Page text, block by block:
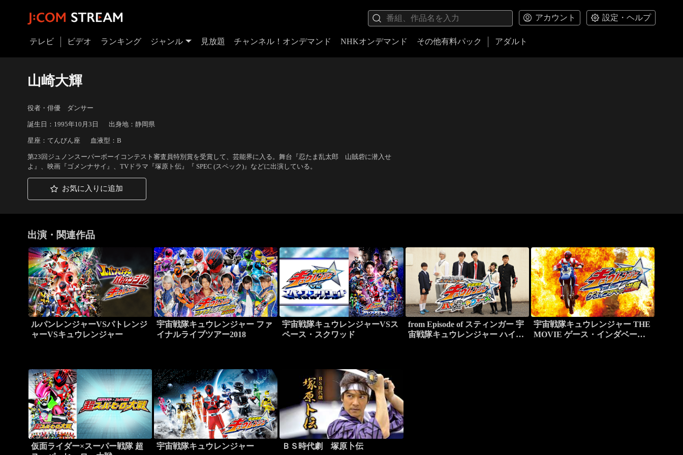
アカウント 設定・ヘルプ
テレビ ビデオ ランキング ジャンル 見放題 チャンネル！オンデマンド NHKオンデマンド その他有料パック アダルト
山崎大輝
役者・俳優 ダンサー
誕生日：1995年10月3日 出身地：静岡県
星座：てんびん座 血液型：B
第23回ジュノンスーパーボーイコンテスト審査員特別賞を受賞して、芸能界に入る。舞台『忍たま乱太郎 山賊砦に潜入せ
よ』、映画『ゴメンナサイ』、TVドラマ『塚原ト伝』『 SPEC (スペック)』などに出演している。
お気に入りに追加
出演・関連作品
ルパンレンジャーVSパトレンジ
ャーVSキュウレンジャー
宇宙戦隊キュウレンジャー ファ
イナルライブツアー2018
宇宙戦隊キュウレンジャーVSス
ペース・スクワッド
from Episode of スティンガー 宇
宙戦隊キュウレンジャー ハイス
宇宙戦隊キュウレンジャー THE
MOVIE ゲース・インダベーの
仮面ライダー×スーパー戦隊 超
宇宙戦隊キュウレンジャー ＢＳ時代劇 塚原卜伝